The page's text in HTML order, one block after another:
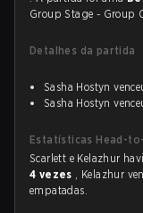
Group Stage - Group
Detalhes da partida
Sasha Hostyn
Sasha Hostyn
Estatísticas Head-
Scarlett e Kelazhur
4 vezes , Kelazhur
empatadas.